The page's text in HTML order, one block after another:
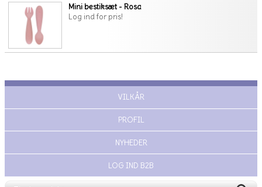
Mini bestiksæt - Rosa
Log ind for pris!
VILKÅR
PROFIL
NYHEDER
LOG IND B2B